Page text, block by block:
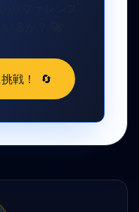
リファレンス
るか？
戦！ 🔄